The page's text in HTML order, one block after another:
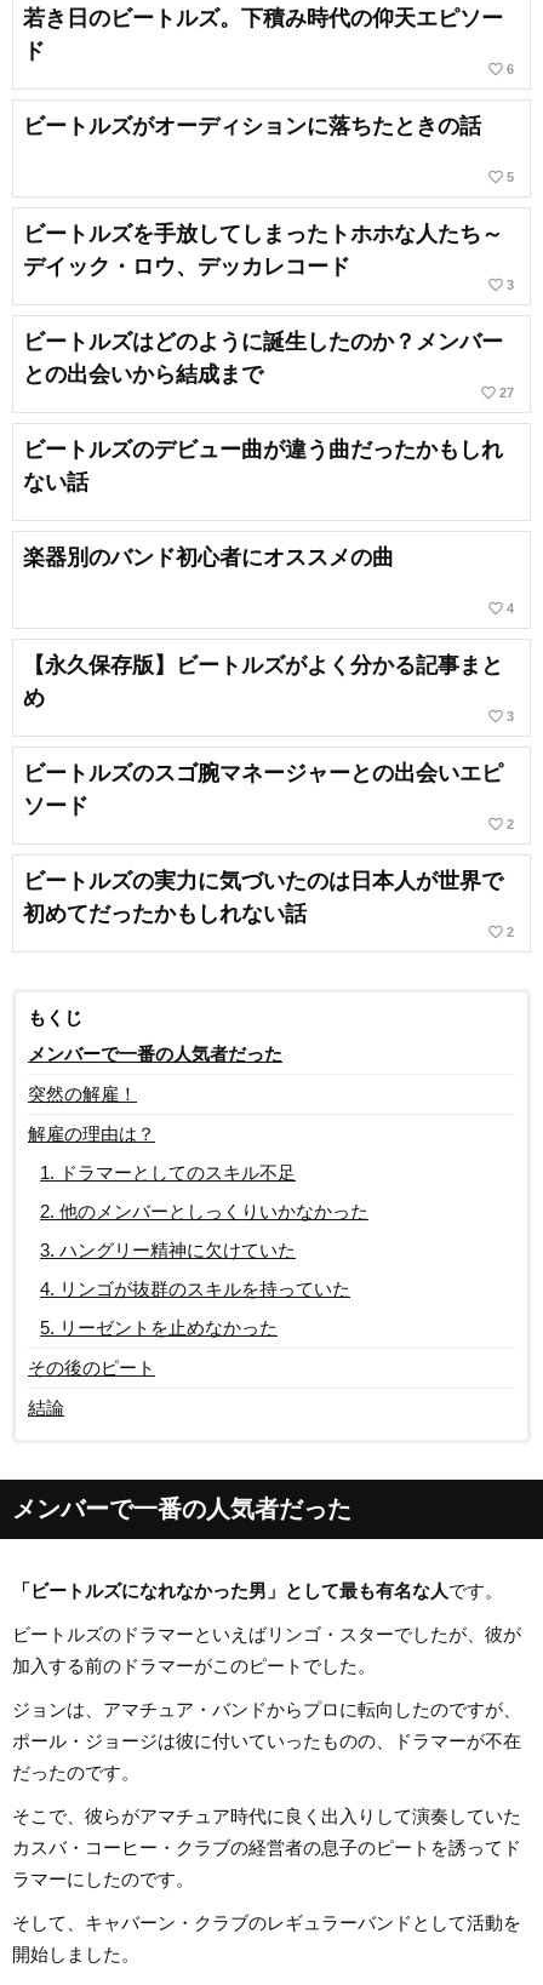
若き日のビートルズ。下積み時代の仰天エピソー
ド
favorite_border 6
ビートルズがオーディションに落ちたときの話
favorite_border 5
ビートルズを手放してしまったトホホな人たち～
デイック・ロウ、デッカレコード
favorite_border 3
ビートルズはどのように誕生したのか？メンバー
との出会いから結成まで
favorite_border 27
ビートルズのデビュー曲が違う曲だったかもしれ
ない話
楽器別のバンド初心者にオススメの曲
favorite_border 4
【永久保存版】ビートルズがよく分かる記事まと
め
favorite_border 3
ビートルズのスゴ腕マネージャーとの出会いエピ
ソード
favorite_border 2
ビートルズの実力に気づいたのは日本人が世界で
初めてだったかもしれない話
favorite_border 2
もくじ
メンバーで一番の人気者だった
突然の解雇！
解雇の理由は？
1. ドラマーとしてのスキル不足
2. 他のメンバーとしっくりいかなかった
3. ハングリー精神に欠けていた
4. リンゴが抜群のスキルを持っていた
5. リーゼントを止めなかった
その後のピート
結論
メンバーで一番の人気者だった
「ビートルズになれなかった男」として最も有名な人です。
ビートルズのドラマーといえばリンゴ・スターでしたが、彼が
加入する前のドラマーがこのピートでした。
ジョンは、アマチュア・バンドからプロに転向したのですが、
ポール・ジョージは彼に付いていったものの、ドラマーが不在
だったのです。
そこで、彼らがアマチュア時代に良く出入りして演奏していた
カスバ・コーヒー・クラブの経営者の息子のピートを誘ってド
ラマーにしたのです。
そして、キャバーン・クラブのレギュラーバンドとして活動を
開始しました。